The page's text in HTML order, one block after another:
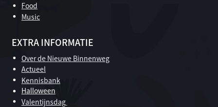
Food
Music
EXTRA INFORMATIE
Over de Nieuwe Binnenweg
Actueel
Kennisbank
Halloween
Valentijnsdag